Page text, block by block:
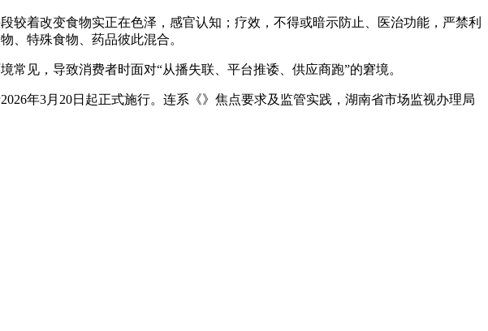
着改变食物实正在色泽，感官认知；疗效，不得或暗示防止、医治功能，严禁利
、特殊食物、药品彼此混合。
见，导致消费者时面对“从播失联、平台推诿、供应商跑”的窘境。
年3月20日起正式施行。连系《》焦点要求及监管实践，湖南省市场监视办理局